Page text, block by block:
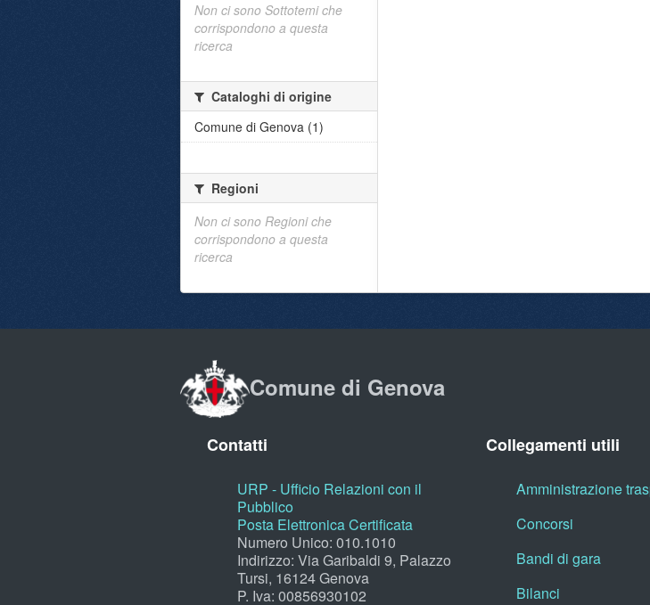
Non ci sono Sottotemi che
corrispondono a questa
ricerca
Cataloghi di origine
Comune di Genova (1)
Regioni
Non ci sono Regioni che
corrispondono a questa
ricerca
Comune di Genova
Contatti
URP - Ufficio Relazioni con il
Pubblico
Posta Elettronica Certificata
Numero Unico: 010.1010
Indirizzo: Via Garibaldi 9, Palazzo
Tursi, 16124 Genova
P. Iva: 00856930102
Collegamenti utili
Amministrazione
Concorsi
Bandi di gara
Bilanci